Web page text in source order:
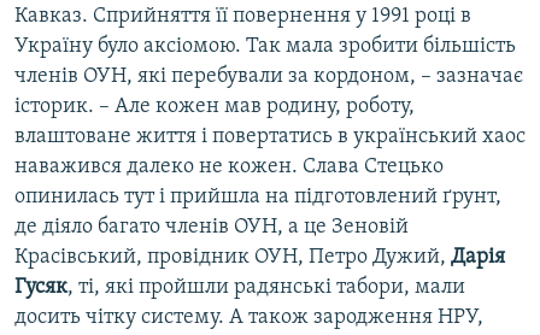
Кавказ. Сприйняття її повернення у 1991 році в
Україну було аксіомою. Так мала зробити більшість
членів ОУН, які перебували за кордоном, – зазначає
історик. – Але кожен мав родину, роботу,
влаштоване життя і повертатись в український хаос
наважився далеко не кожен. Слава Стецько
опинилась тут і прийшла на підготовлений ґрунт,
де діяло багато членів ОУН, а це Зеновій
Красівський, провідник ОУН, Петро Дужий, Дарія
Гусяк, ті, які пройшли радянські табори, мали
досить чітку систему. А також зародження НРУ,